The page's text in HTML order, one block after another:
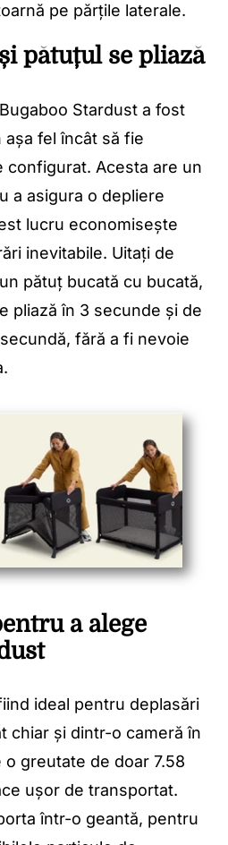
pe părțile laterale.
pătuțul se pliază
Stardust a fost
fel încât să fie
configurat. Acesta are un
a asigura o depliere
lucru economisește
inevitabile. Uitați de
pătuț bucată cu bucată,
pliază în 3 secunde și de
fără a fi nevoie
a alege
ideal pentru deplasări
chiar și dintr-o cameră în
o greutate de doar 7.58
ușor de transportat.
într-o geantă, pentru